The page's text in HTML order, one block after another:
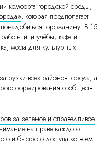
комфорта городской среды,
, которая предполагает
горожанину. В 15
или учёбы, кафе и
места для культурных
всех районов города, а
формирования сообществ
за зелёное и справедливое
на праве каждого
и быстрого доступа ко всем